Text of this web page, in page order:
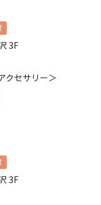
3F
クセサリー＞
3F